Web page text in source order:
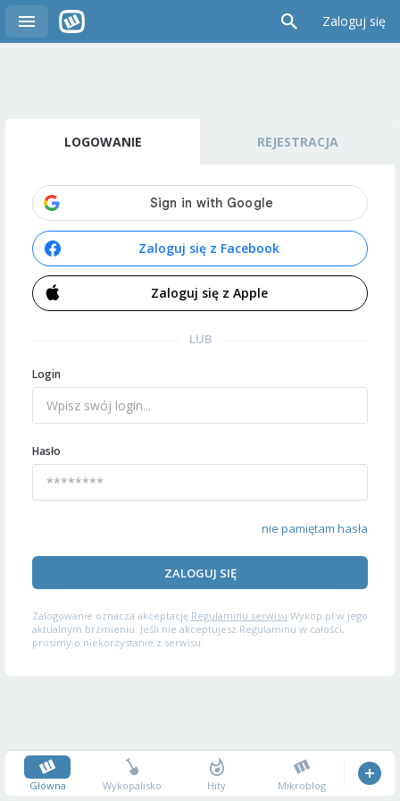
Zaloguj się
LOGOWANIE REJESTRACJA
Zaloguj się z Facebook
Zaloguj się z Apple
LUB
Login
Hasło
nie pamiętam hasła
ZALOGUJ SIĘ
Zalogowanie oznacza akceptację Regulaminu serwisu Wykop.pl w jego
aktualnym brzmieniu. Jeśli nie akceptujesz Regulaminu w całości,
prosimy o niekorzystanie z serwisu.
Główna Wykopalisko Hity Mikroblog